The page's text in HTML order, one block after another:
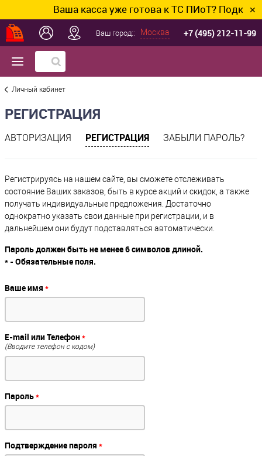
Ваша касса уже готова к ТС ПИоТ? ✕
Ваш город:: Москва +7 (495) 212-11-99
Личный кабинет
РЕГИСТРАЦИЯ
АВТОРИЗАЦИЯ РЕГИСТРАЦИЯ ЗАБЫЛИ ПАРОЛЬ?
Регистрируясь на нашем сайте, вы сможете отслеживать
состояние Ваших заказов, быть в курсе акций и скидок, а также
получать индивидуальные предложения. Достаточно
однократно указать свои данные при регистрации, и в
дальнейшем они будут подставляться автоматически.
Пароль должен быть не менее 6 символов длиной.
* - Обязательные поля.
Ваше имя *
E-mail или Телефон*
(Вводите телефон с кодом)
Пароль*
Подтверждение пароля *